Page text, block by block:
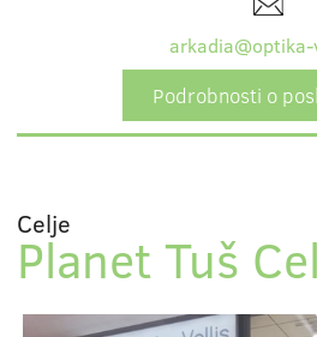
Podrobnosti o
Celje
Planet Tuš